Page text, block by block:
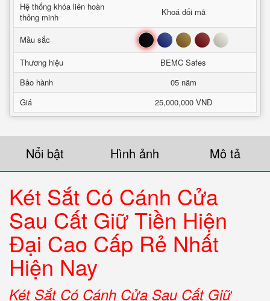
Hệ thống khóa liên hoàn
thông minh
Khoá đổi mã
Mầu sắc Đen Xanh Nâu Đỏ Trắng
Thương hiệu
BEMC Safes
Bảo hành
05 năm
Giá
25,000,000 VNĐ
Nổi bật Hình ảnh Mô tả
Két Sắt Có Cánh Cửa
Sau Cất Giữ Tiền Hiện
Đại Cao Cấp Rẻ Nhất
Hiện Nay
Két Sắt Có Cánh Cửa Sau Cất Giữ